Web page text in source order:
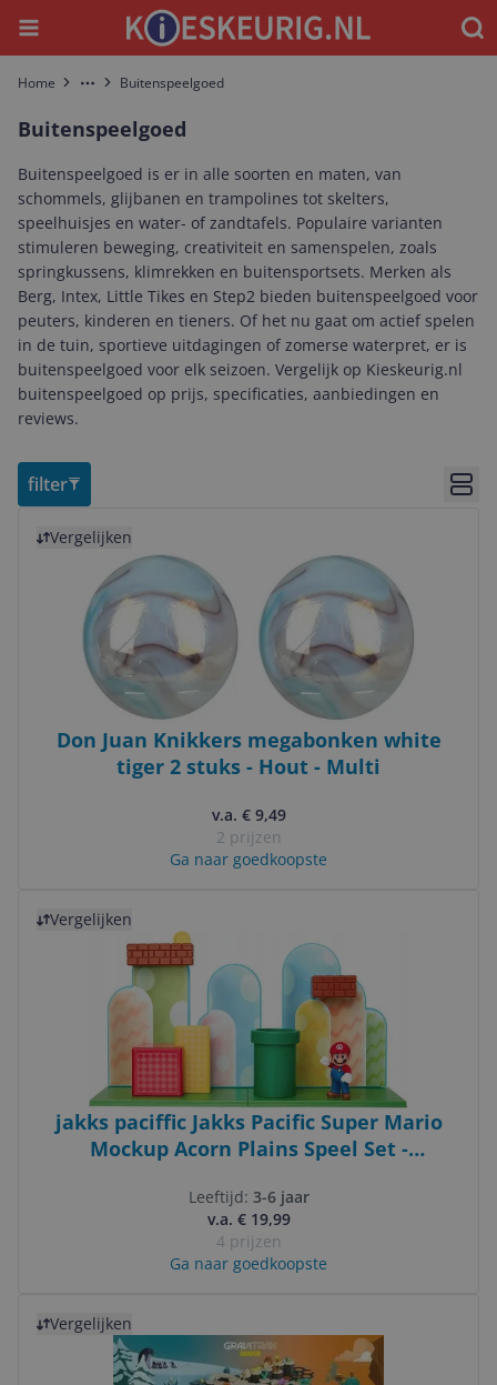
Menu
Home More Buitenspeelgoed
Buitenspeelgoed
Buitenspeelgoed is er in alle soorten en maten, van
schommels, glijbanen en trampolines tot skelters,
speelhuisjes en water- of zandtafels. Populaire varianten
stimuleren beweging, creativiteit en samenspelen, zoals
springkussens, klimrekken en buitensportsets. Merken als
Berg, Intex, Little Tikes en Step2 bieden buitenspeelgoed voor
peuters, kinderen en tieners. Of het nu gaat om actief spelen
in de tuin, sportieve uitdagingen of zomerse waterpret, er is
buitenspeelgoed voor elk seizoen. Vergelijk op Kieskeurig.nl
buitenspeelgoed op prijs, specificaties, aanbiedingen en
reviews.
filter
Vergelijken
Don Juan Knikkers megabonken white
tiger 2 stuks - Hout - Multi
v.a. € 9,49
2 prijzen
Ga naar goedkoopste
Vergelijken
jakks paciffic Jakks Pacific Super Mario
Mockup Acorn Plains Speel Set -
Leeftijd: 3-6 jaar
v.a. € 19,99
4 prijzen
Ga naar goedkoopste
Vergelijken